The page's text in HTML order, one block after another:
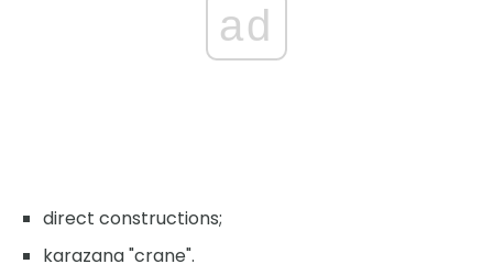
ad
direct constructions;
karazana "crane".